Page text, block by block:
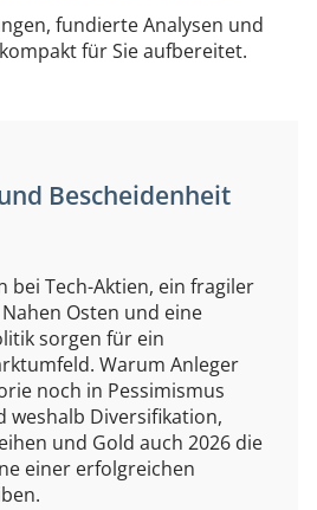
fundierte Analysen und
für Sie aufbereitet.
Bescheidenheit
bei Tech-Aktien, ein fragiler
Osten und eine
sorgen für ein
Warum Anleger
noch in Pessimismus
weshalb Diversifikation,
und Gold auch 2026 die
einer erfolgreichen